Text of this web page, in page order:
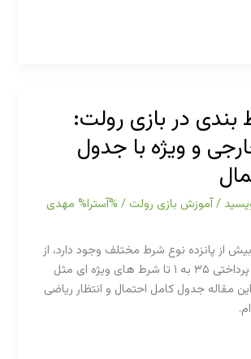
بندی در بازی رولت:
و ویژه با جدول
/آموزش بازی رولت/ %آسترا% مهدی
از پانزده نوع شرط مختلف وجود دارد، از
شرط مستقیم با پرداختی ۳۵ به ۱ تا شرط های ویژه ای مثل
مقاله جدول کامل احتمال و انتظار ریاضی